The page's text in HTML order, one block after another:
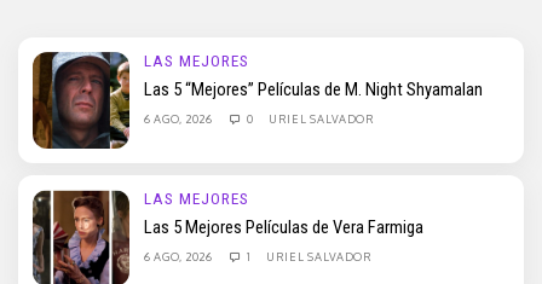
LAS MEJORES
Las 5 “Mejores” Películas de M. Night Shyamalan
6 AGO, 2026 0 URIEL SALVADOR
LAS MEJORES
Las 5 Mejores Películas de Vera Farmiga
6 AGO, 2026 1 URIEL SALVADOR